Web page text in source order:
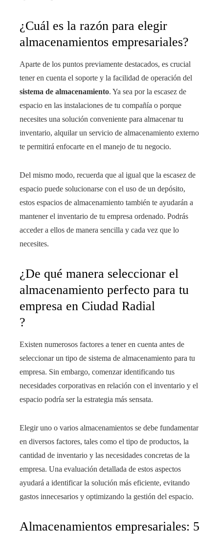
¿Cuál es la razón para elegir
almacenamientos empresariales?
Aparte de los puntos previamente destacados, es crucial
tener en cuenta el soporte y la facilidad de operación del
sistema de almacenamiento. Ya sea por la escasez de
espacio en las instalaciones de tu compañía o porque
necesites una solución conveniente para almacenar tu
inventario, alquilar un servicio de almacenamiento externo
te permitirá enfocarte en el manejo de tu negocio.
Del mismo modo, recuerda que al igual que la escasez de
espacio puede solucionarse con el uso de un depósito,
estos espacios de almacenamiento también te ayudarán a
mantener el inventario de tu empresa ordenado. Podrás
acceder a ellos de manera sencilla y cada vez que lo
necesites.
¿De qué manera seleccionar el
almacenamiento perfecto para tu
empresa en Ciudad Radial
?
Existen numerosos factores a tener en cuenta antes de
seleccionar un tipo de sistema de almacenamiento para tu
empresa. Sin embargo, comenzar identificando tus
necesidades corporativas en relación con el inventario y el
espacio podría ser la estrategia más sensata.
Elegir uno o varios almacenamientos se debe fundamentar
en diversos factores, tales como el tipo de productos, la
cantidad de inventario y las necesidades concretas de la
empresa. Una evaluación detallada de estos aspectos
ayudará a identificar la solución más eficiente, evitando
gastos innecesarios y optimizando la gestión del espacio.
Almacenamientos empresariales: 5